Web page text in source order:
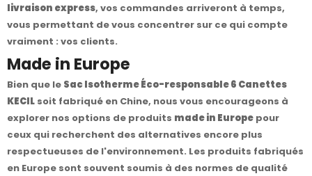
livraison express, vos commandes arriveront à temps,
vous permettant de vous concentrer sur ce qui compte
vraiment : vos clients.
Made in Europe
Bien que le Sac Isotherme Éco-responsable 6 Canettes
KECIL soit fabriqué en Chine, nous vous encourageons à
explorer nos options de produits made in Europe pour
ceux qui recherchent des alternatives encore plus
respectueuses de l'environnement. Les produits fabriqués
en Europe sont souvent soumis à des normes de qualité